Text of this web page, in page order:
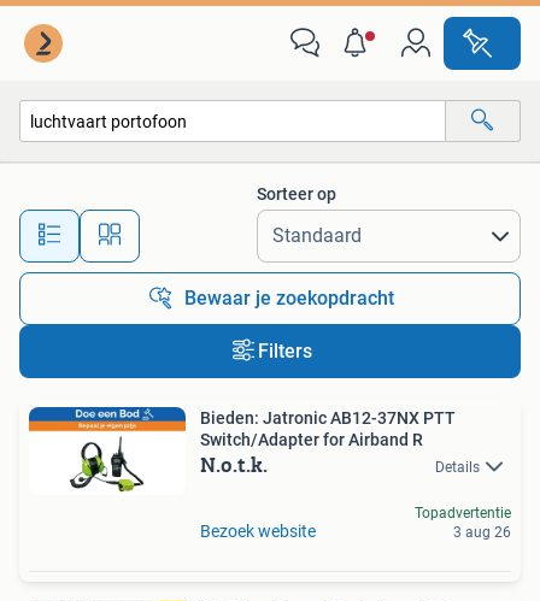
Alle afstanden…
Sorteer op
Bewaar je zoekopdracht
Filters
Bieden: Jatronic AB12-37NX PTT
Switch/Adapter for Airband R
N.o.t.k. Details
Bezoek website
Topadvertentie
3 aug 26